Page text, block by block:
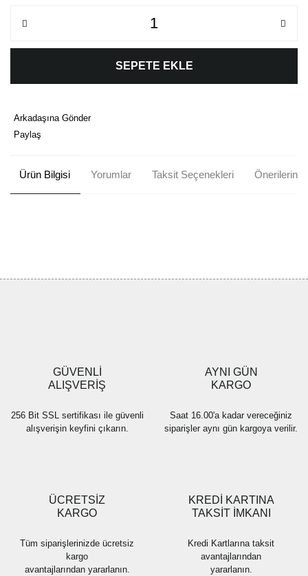
SEPETE EKLE
Arkadaşına Gönder
Paylaş
Ürün Bilgisi Yorumlar Taksit Seçenekleri Önerileriniz
Ürün fiyatı diğer sitelerden daha pahalı.
Bu ürüne benzer farklı alternatifler olmalı.
GÜVENLİ
ALIŞVERİŞ
256 Bit SSL sertifikası ile güvenli
alışverişin keyfini çıkarın.
AYNI GÜN
KARGO
Saat 16.00'a kadar vereceğiniz
siparişler aynı gün kargoya verilir.
ÜCRETSİZ
KARGO
Tüm siparişlerinizde ücretsiz
kargo
avantajlarından yararlanın.
KREDİ KARTINA
TAKSİT İMKANI
Kredi Kartlarına taksit
avantajlarından
yararlanın.